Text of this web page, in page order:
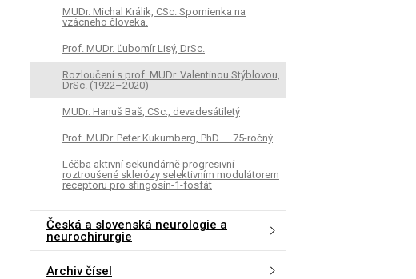
MUDr. Michal Králik, CSc. Spomienka na
vzácneho človeka.
Prof. MUDr. Ľubomír Lisý, DrSc.
Rozloučení s prof. MUDr. Valentinou Stýblovou,
DrSc. (1922–2020)
MUDr. Hanuš Baš, CSc., devadesátiletý
Prof. MUDr. Peter Kukumberg, PhD. – 75-ročný
Léčba aktivní sekundárně progresivní
roztroušené sklerózy selektivním modulátorem
receptoru pro sfingosin-1-fosfát
Česká a slovenská neurologie a
neurochirurgie
Archiv čísel